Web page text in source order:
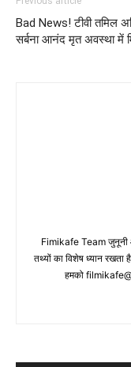
Bad News! टीवी तमिल
सर्बना आनंद मृत अवस्‍था में
Fimikafe Team जुनूनी
तथ्‍यों का विशेष ध्‍यान
हमको